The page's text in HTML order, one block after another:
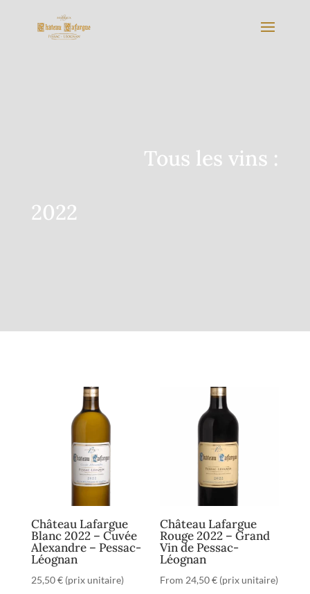
Tous les vins :
2022
Château Lafargue
Blanc 2022 – Cuvée
Alexandre – Pessac-
Léognan
25,50€ (prix unitaire)
Château Lafargue
Rouge 2022 – Grand
Vin de Pessac-
Léognan
From 24,50€ (prix unitaire)